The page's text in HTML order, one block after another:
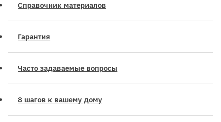
Справочник материалов
Гарантия
Часто задаваемые вопросы
8 шагов к вашему дому